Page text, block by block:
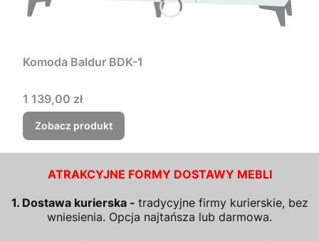
Komoda Baldur BDK-1
Cena
1 139,00 zł
Zobacz produkt
ATRAKCYJNE FORMY DOSTAWY MEBLI
1. Dostawa kurierska - tradycyjne firmy kurierskie, bez
wniesienia. Opcja najtańsza lub darmowa.